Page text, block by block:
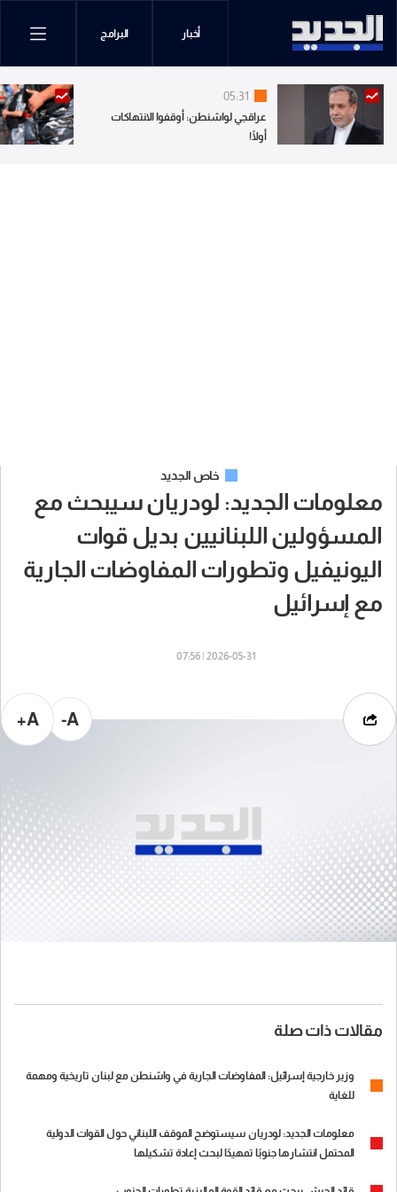
أخبار البرامج
05:31
عراقجي لواشنطن: أوقفوا الانتهاكات
أولًا!
خاص الجديد
معلومات الجديد: لودريان سيبحث مع
المسؤولين اللبنانيين بديل قوات
اليونيفيل وتطورات المفاوضات الجارية
مع إسرائيل
2026-05-31 | 07:56
A-
A+
مقالات ذات صلة
وزير خارجية إسرائيل: المفاوضات الجارية في واشنطن مع لبنان تاريخية ومهمة
للغاية
معلومات الجديد: لودريان سيستوضح الموقف اللبناني حول القوات الدولية
المحتمل انتشارها جنوبًا تمهيدًا لبحث إعادة تشكيلها